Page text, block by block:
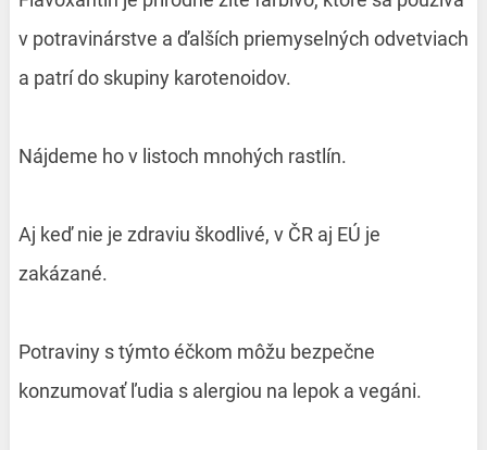
v potravinárstve a ďalších priemyselných odvetviach
a patrí do skupiny karotenoidov.
Nájdeme ho v listoch mnohých rastlín.
Aj keď nie je zdraviu škodlivé, v ČR aj EÚ je
zakázané.
Potraviny s týmto éčkom môžu bezpečne
konzumovať ľudia s alergiou na lepok a vegáni.